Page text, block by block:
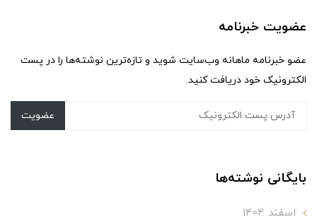
عضویت خبرنامه
عضو خبرنامه ماهانه وب‌سایت شوید و تازه‌ترین نوشته‌ها را در پست
الکترونیک خود دریافت کنید.
عضویت
بایگانی نوشته‌ها
اسفند 1404